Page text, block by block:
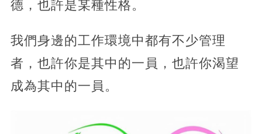
德，也許是某種性格。
我們身邊的工作環境中都有不少管理
者，也許你是其中的一員，也許你渴望
成為其中的一員。